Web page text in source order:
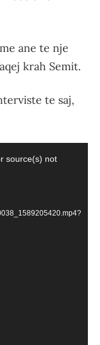
ane te nje
krah Semit.
te saj,
source(s) not